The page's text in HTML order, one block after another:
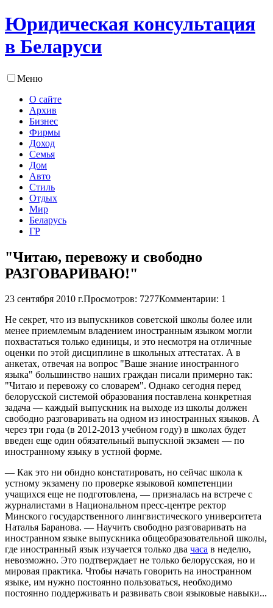
Юридическая консультация
в Беларуси
Меню
О сайте
Архив
Бизнес
Фирмы
Доход
Семья
Дом
Авто
Стиль
Отдых
Мир
Беларусь
ГР
"Читаю, перевожу и свободно
РАЗГОВАРИВАЮ!"
23 сентября 2010 г.Просмотров: 7277Комментарии: 1
Не секрет, что из выпускников советской школы более или
менее приемлемым владением иностранным языком могли
похвастаться только единицы, и это несмотря на отличные
оценки по этой дисциплине в школьных аттестатах. А в
анкетах, отвечая на вопрос "Ваше знание иностранного
языка" большинство наших граждан писали примерно так:
"Читаю и перевожу со словарем". Однако сегодня перед
белорусской системой образования поставлена конкретная
задача — каждый выпускник на выходе из школы должен
свободно разговаривать на одном из иностранных языков. А
через три года (в 2012-2013 учебном году) в школах будет
введен еще один обязательный выпускной экзамен — по
иностранному языку в устной форме.
— Как это ни обидно констатировать, но сейчас школа к
устному экзамену по проверке языковой компетенции
учащихся еще не подготовлена, — призналась на встрече с
журналистами в Национальном пресс-центре ректор
Минского государственного лингвистического университета
Наталья Баранова. — Научить свободно разговаривать на
иностранном языке выпускника общеобразовательной школы,
где иностранный язык изучается только два часа в неделю,
невозможно. Это подтверждает не только белорусская, но и
мировая практика. Чтобы начать говорить на иностранном
языке, им нужно постоянно пользоваться, необходимо
постоянно поддерживать и развивать свои языковые навыки...